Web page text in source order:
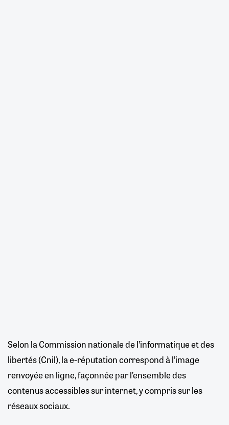
Selon la Commission nationale de l’informatique et des
libertés (Cnil), la e-réputation correspond à l’image
renvoyée en ligne, façonnée par l’ensemble des
contenus accessibles sur internet, y compris sur les
réseaux sociaux.